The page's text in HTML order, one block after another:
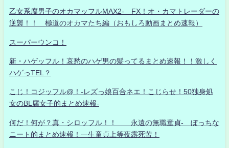
乙女系腐男子のオカマッフルMAX2- FX！オ・カマトレーダーの
逆襲！！ 極道のオカマたち編（おもしろ動画まとめ速報）
スーパーウンコ！
新・ハゲッフル！哀愁のハゲ男の髪ってるまとめ速報！！激しく
ハゲっTEL？
こじ！コジッフル@！-レズっ娘百合ネエ！こじらせ！50独身処
女のBL腐女子的まとめ速報-
何だ！何が？真・シロッフル！！ 永遠の無職童貞- ぼっちな
ニート的まとめ速報！一生童貞上等夜露死苦！